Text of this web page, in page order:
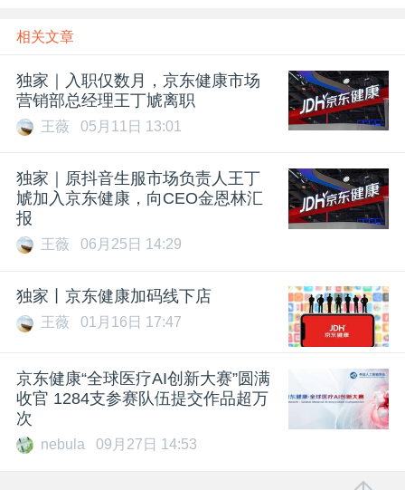
相关文章
独家｜入职仅数月，京东健康市场
营销部总经理王丁虓离职
王薇 05月11日 13:01
独家｜原抖音生服市场负责人王丁
虓加入京东健康，向CEO金恩林汇
报
王薇 06月25日 14:29
独家丨京东健康加码线下店
王薇 01月16日 17:47
京东健康“全球医疗AI创新大赛”圆满
收官 1284支参赛队伍提交作品超万
次
nebula 09月27日 14:53